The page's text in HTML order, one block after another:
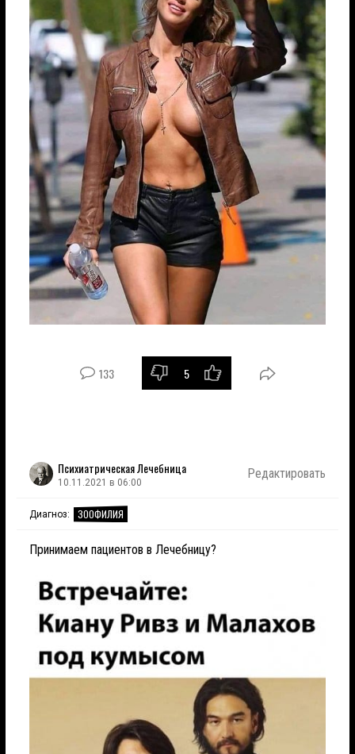
133 5
Психиатрическая Лечебница
10.11.2021 в 06:00
Редактировать
Диагноз: ЗООФИЛИЯ
Принимаем пациентов в Лечебницу?